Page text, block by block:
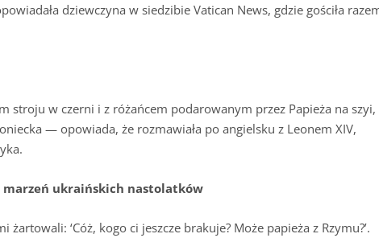
dziewczyna w siedzibie Vatican News, gdzie gościła
stroju w czerni i z różańcem podarowanym przez Papieża na szyi,
— opowiada, że rozmawiała po angielsku z Leonem XIV,
marzeń ukraińskich nastolatków
‘Cóż, kogo ci jeszcze brakuje? Może papieża z Rzymu?’.